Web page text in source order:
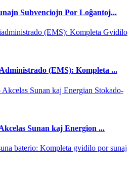
Subvenciojn Por Loĝantoj...
(EMS): Kompleta ...
Sunan kaj Energion ...